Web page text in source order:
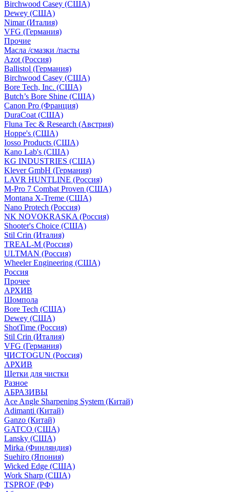
Birchwood Casey (США)
Dewey (США)
Nimar (Италия)
VFG (Германия)
Прочие
Масла /смазки /пасты
Azot (Россия)
Ballistol (Германия)
Birchwood Casey (США)
Bore Tech, Inc. (США)
Butch’s Bore Shine (СШA)
Canon Pro (Франция)
DuraCoat (США)
Fluna Tec & Research (Австрия)
Hoppe's (США)
Iosso Products (США)
Kano Lab's (США)
KG INDUSTRIES (США)
Klever GmbH (Германия)
LAVR HUNTLINE (Россия)
M-Pro 7 Combat Proven (СШA)
Montana X-Treme (США)
Nano Protech (Россия)
NK NOVOKRASKA (Россия)
Shooter's Choice (СШA)
Stil Crin (Италия)
TREAL-M (Россия)
ULTMAN (Россия)
Wheeler Engineering (СШA)
Россия
Прочее
АРХИВ
Шомпола
Bore Tech (США)
Dewey (США)
ShotTime (Россия)
Stil Crin (Италия)
VFG (Германия)
ЧИСТОGUN (Россия)
АРХИВ
Щетки для чистки
Разное
АБРАЗИВЫ
Ace Angle Sharpening System (Китай)
Adimanti (Китай)
Ganzo (Китай)
GATCO (США)
Lansky (США)
Mirka (Финляндия)
Suehiro (Япония)
Wicked Edge (США)
Work Sharp (США)
TSPROF (РФ)